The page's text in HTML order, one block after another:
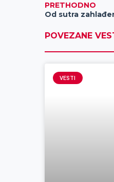
PRETHODNO
Od sutra
POVEZANE
VESTI